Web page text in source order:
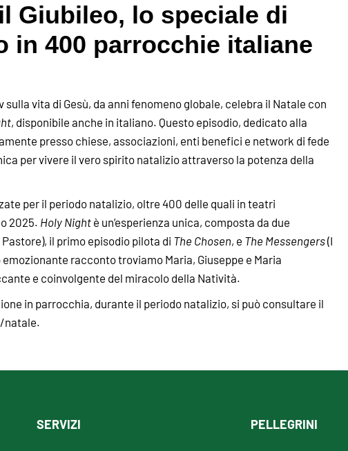
Giubileo, lo speciale di
in 400 parrocchie italiane
sulla vita di Gesù, da anni fenomeno globale, celebra il Natale con
, disponibile anche in italiano. Questo episodio, dedicato alla
presso chiese, associazioni, enti benefici e network di fede
per vivere il vero spirito natalizio attraverso la potenza della
per il periodo natalizio, oltre 400 delle quali in teatri
2025. Holy Nightè un’esperienza unica, composta da due
Pastore), il primo episodio pilota di The Chosen, e The Messengers(I
racconto troviamo Maria, Giuseppe e Maria
e coinvolgente del miracolo della Natività.
in parrocchia, durante il periodo natalizio, si può consultare il
natale.
SERVIZI PELLEGRINI